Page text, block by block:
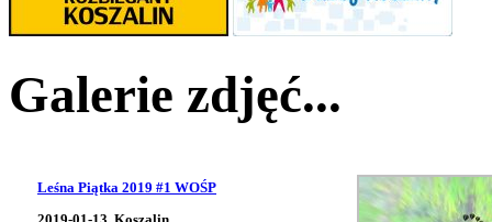
Galerie zdjęć...
Leśna Piątka 2019 #1 WOŚP